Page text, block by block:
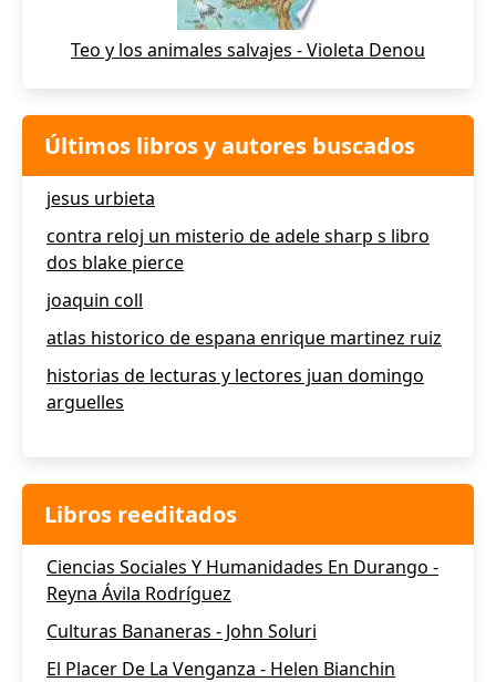
Teo y los animales salvajes - Violeta Denou
Últimos libros y autores buscados
jesus urbieta
contra reloj un misterio de adele sharp s libro
dos blake pierce
joaquin coll
atlas historico de espana enrique martinez ruiz
historias de lecturas y lectores juan domingo
arguelles
Libros reeditados
Ciencias Sociales Y Humanidades En Durango -
Reyna Ávila Rodríguez
Culturas Bananeras - John Soluri
El Placer De La Venganza - Helen Bianchin